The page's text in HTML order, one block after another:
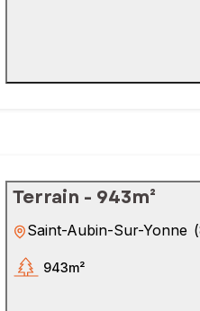
Terrain - 943m²
Saint-Aubin-Sur-Yonne (
943m²